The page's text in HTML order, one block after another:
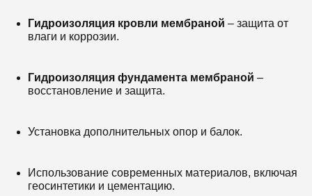
Гидроизоляция кровли мембраной – защита от
влаги и коррозии.
Гидроизоляция фундамента мембраной –
восстановление и защита.
Установка дополнительных опор и балок.
Использование современных материалов, включая
геосинтетики и цементацию.